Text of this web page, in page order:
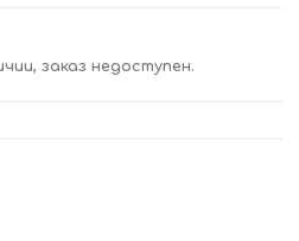
заказ недоступен.